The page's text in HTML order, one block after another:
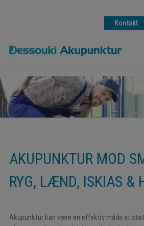
Hop
til
indholdet
Kontakt
AKUPUNKTUR MOD
RYG, LÆND, ISKIAS &
Akupunktur kan være en effektiv måde at